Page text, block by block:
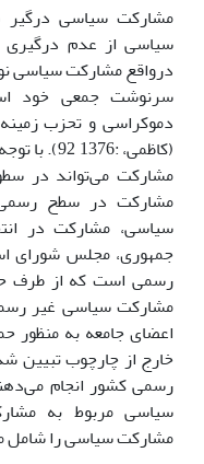
مشارکت سیاسى
سیاسى از عدم
درواقع مشارکت سیاسى
سرنوشت جمعى خود
دموکراسى و تحزب
(کاظمى،
مشارکت مى‌تواند در
مشارکت در سطح
سیاسى، مشارکت در
جمهورى، مجلس شوراى
رسمى است که از طرف
مشارکت سیاسى غیر
اعضاى جامعه به منظور
خارج از چارچوب تبیین
سیاسى مربوط به
مشارکت سیاسى را